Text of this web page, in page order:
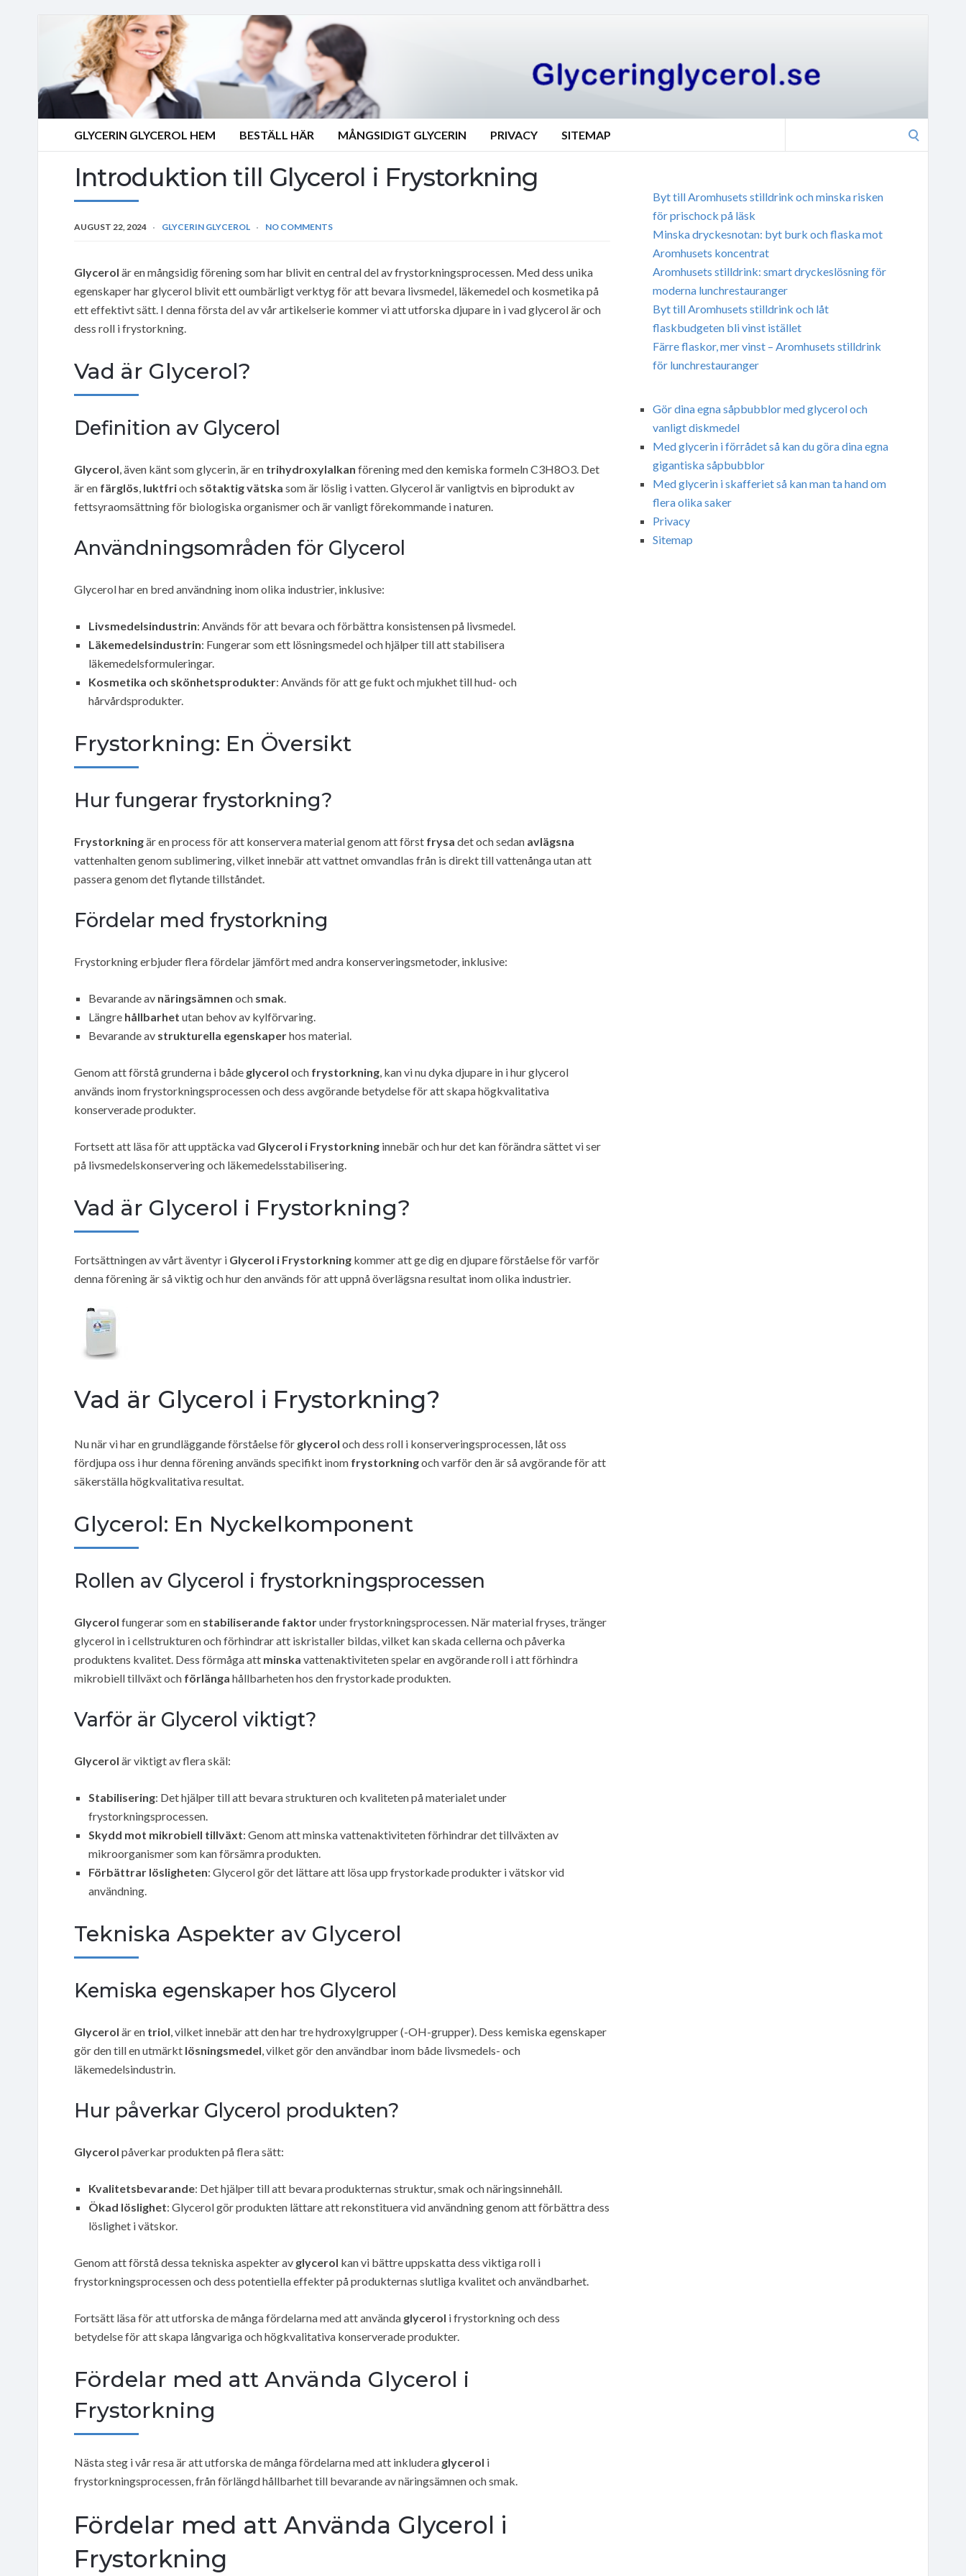
GLYCERIN GLYCEROL HEM BESTÄLL HÄR MÅNGSIDIGT GLYCERIN PRIVACY SITEMAP
Introduktion till Glycerol i Frystorkning
AUGUST 22, 2024 GLYCERIN GLYCEROL NO COMMENTS
Glycerol är en mångsidig förening som har blivit en central del av frystorkningsprocessen. Med dess unika
egenskaper har glycerol blivit ett oumbärligt verktyg för att bevara livsmedel, läkemedel och kosmetika på
ett effektivt sätt. I denna första del av vår artikelserie kommer vi att utforska djupare in i vad glycerol är och
dess roll i frystorkning.
Vad är Glycerol?
Definition av Glycerol
Glycerol, även känt som glycerin, är en trihydroxylalkan förening med den kemiska formeln C3H8O3. Det
är en färglös, luktfrioch sötaktig vätska som är löslig i vatten. Glycerol är vanligtvis en biprodukt av
fettsyraomsättning för biologiska organismer och är vanligt förekommande i naturen.
Användningsområden för Glycerol
Glycerol har en bred användning inom olika industrier, inklusive:
Livsmedelsindustrin: Används för att bevara och förbättra konsistensen på livsmedel.
Läkemedelsindustrin: Fungerar som ett lösningsmedel och hjälper till att stabilisera
läkemedelsformuleringar.
Kosmetika och skönhetsprodukter: Används för att ge fukt och mjukhet till hud- och
hårvårdsprodukter.
Frystorkning: En Översikt
Hur fungerar frystorkning?
Frystorkningär en process för att konservera material genom att först frysa det och sedan avlägsna
vattenhalten genom sublimering, vilket innebär att vattnet omvandlas från is direkt till vattenånga utan att
passera genom det flytande tillståndet.
Fördelar med frystorkning
Frystorkning erbjuder flera fördelar jämfört med andra konserveringsmetoder, inklusive:
Bevarande av näringsämnen och smak.
Längre hållbarhet utan behov av kylförvaring.
Bevarande av strukturella egenskaperhos material.
Genom att förstå grunderna i både glycerol och frystorkning, kan vi nu dyka djupare in i hur glycerol
används inom frystorkningsprocessen och dess avgörande betydelse för att skapa högkvalitativa
konserverade produkter.
Fortsett att läsa för att upptäcka vad Glycerol i Frystorkning innebär och hur det kan förändra sättet vi ser
på livsmedelskonservering och läkemedelsstabilisering.
Vad är Glycerol i Frystorkning?
Fortsättningen av vårt äventyr i Glycerol i Frystorkning kommer att ge dig en djupare förståelse för varför
denna förening är så viktig och hur den används för att uppnå överlägsna resultat inom olika industrier.
Vad är Glycerol i Frystorkning?
Nu när vi har en grundläggande förståelse för glycerol och dess roll i konserveringsprocessen, låt oss
fördjupa oss i hur denna förening används specifikt inom frystorkningoch varför den är så avgörande för att
säkerställa högkvalitativa resultat.
Glycerol: En Nyckelkomponent
Rollen av Glycerol i frystorkningsprocessen
Glycerol fungerar som en stabiliserande faktorunder frystorkningsprocessen. När material fryses, tränger
glycerol in i cellstrukturen och förhindrar att iskristaller bildas, vilket kan skada cellerna och påverka
produktens kvalitet. Dess förmåga att minska vattenaktiviteten spelar en avgörande roll i att förhindra
mikrobiell tillväxt och förlänga hållbarheten hos den frystorkade produkten.
Varför är Glycerol viktigt?
Glycerol är viktigt av flera skäl:
Stabilisering: Det hjälper till att bevara strukturen och kvaliteten på materialet under
frystorkningsprocessen.
Skydd mot mikrobiell tillväxt: Genom att minska vattenaktiviteten förhindrar det tillväxten av
mikroorganismer som kan försämra produkten.
Förbättrar lösligheten: Glycerol gör det lättare att lösa upp frystorkade produkter i vätskor vid
användning.
Tekniska Aspekter av Glycerol
Kemiska egenskaper hos Glycerol
Glycerol är en triol, vilket innebär att den har tre hydroxylgrupper (-OH-grupper). Dess kemiska egenskaper
gör den till en utmärkt lösningsmedel, vilket gör den användbar inom både livsmedels- och
läkemedelsindustrin.
Hur påverkar Glycerol produkten?
Glycerol påverkar produkten på flera sätt:
Kvalitetsbevarande: Det hjälper till att bevara produkternas struktur, smak och näringsinnehåll.
Ökad löslighet: Glycerol gör produkten lättare att rekonstituera vid användning genom att förbättra dess
löslighet i vätskor.
Genom att förstå dessa tekniska aspekter av glycerol kan vi bättre uppskatta dess viktiga roll i
frystorkningsprocessen och dess potentiella effekter på produkternas slutliga kvalitet och användbarhet.
Fortsätt läsa för att utforska de många fördelarna med att använda glycerol i frystorkning och dess
betydelse för att skapa långvariga och högkvalitativa konserverade produkter.
Fördelar med att Använda Glycerol i
Frystorkning
Nästa steg i vår resa är att utforska de många fördelarna med att inkludera glycerol i
frystorkningsprocessen, från förlängd hållbarhet till bevarande av näringsämnen och smak.
Fördelar med att Använda Glycerol i
Frystorkning
Byt till Aromhusets stilldrink och minska risken
för prischock på läsk
Minska dryckesnotan: byt burk och flaska mot
Aromhusets koncentrat
Aromhusets stilldrink: smart dryckeslösning för
moderna lunchrestauranger
Byt till Aromhusets stilldrink och låt
flaskbudgeten bli vinst istället
Färre flaskor, mer vinst – Aromhusets stilldrink
för lunchrestauranger
Gör dina egna såpbubblor med glycerol och
vanligt diskmedel
Med glycerin i förrådet så kan du göra dina egna
gigantiska såpbubblor
Med glycerin i skafferiet så kan man ta hand om
flera olika saker
Privacy
Sitemap